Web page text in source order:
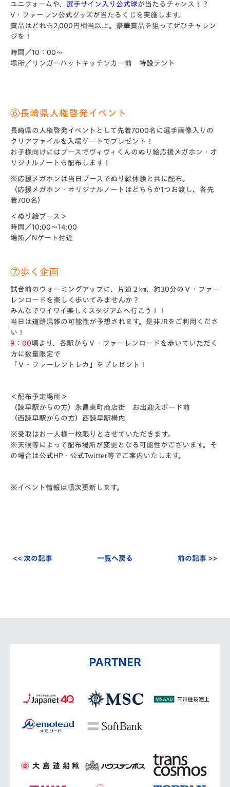
ユニフォームや、 選手サイン入り公式球が当たるチャンス！？
V・ファーレン公式グッズが当たるくじを実施します。
賞品はどれも2,000円相当以上。豪華賞品を狙ってぜひチャレン
ジを！
時間／10：00～
場所／リンガーハットキッチンカー前 特設テント
⑥長崎県人権啓発イベント
長崎県の人権啓発イベントとして先着7000名に選手画像入りの
クリアファイルを入場ゲートでプレゼント！
お子様向けにはブースでヴィヴィくんのぬり絵応援メガホン・オ
リジナルノートも配布します！
※応援メガホンは当日ブースでぬり絵体験と共に配布。
（応援メガホン・オリジナルノートはどちらか1つお渡し、各先
着700名）
＜ぬり絵ブース＞
時間／10:00～14:00
場所／Nゲート付近
⑦歩く企画
試合前のウォーミングアップに、片道２㎞、約30分のＶ・ファー
レンロードを楽しく歩いてみませんか？
みんなでワイワイ楽しくスタジアムへ行こう！！
当日は道路混雑の可能性が予想されます。是非JRをご利用くださ
い！
9：00頃より、各駅からＶ・ファーレンロードを歩いていただく
方に数量限定で
「Ｖ・ファーレントレカ」をプレゼント！
＜配布予定場所＞
（諫早駅からの方）永昌東町商店街 お出迎えボード前
（西諫早駅からの方）西諌早駅構内
※受取はお一人様一枚限りとさせていただきます。
※天候等によって配布場所が変更となる可能性がございます。そ
の場合は公式HP・公式Twitter等でご案内いたします。
※イベント情報は順次更新します。
<< 次の記事 一覧へ戻る 前の記事 >>
PARTNER